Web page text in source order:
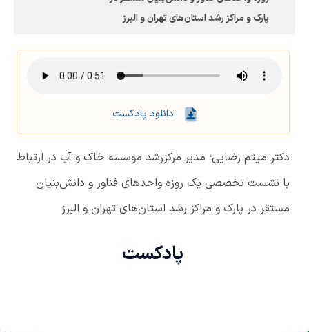
پارک و مراکز رشد استان‌های تهران و البرز
دانلود پادکست
دکتر میثم رضایی؛ مدیر مرکزرشد موسسه خاک و آب در ارتباط
با نشست تخصصی یک روزه واحدهای فناور و دانش‌بنیان
مستقر در پارک و مراکز رشد استان‌های تهران و البرز
پادکست